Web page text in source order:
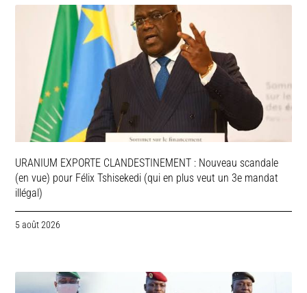
URANIUM EXPORTE CLANDESTINEMENT : Nouveau scandale
(en vue) pour Félix Tshisekedi (qui en plus veut un 3e mandat
illégal)
5 août 2026